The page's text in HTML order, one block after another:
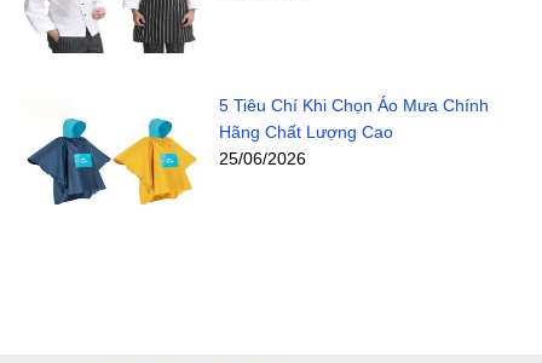
5 Tiêu Chí Khi Chọn Áo Mưa Chính
Hãng Chất Lượng Cao
25/06/2026